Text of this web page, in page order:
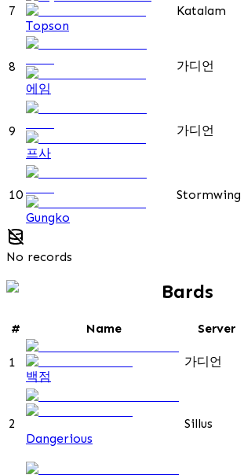
7
Topson
Katalam
8
에임
가디언
9
프사
가디언
10
Gungko
Stormwing
No records
Bards
# Name Server
1
백점
가디언
2
Dangerious
Sillus